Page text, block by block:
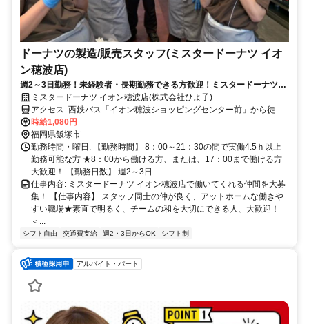
ドーナツの製造/販売スタッフ(ミスタードーナツ イオ
ン穂波店)
週2～3日勤務！未経験者・長期勤務できる方歓迎！ミスタードーナツで
の接客、販売業務
ミスタードーナツ イオン穂波店(株式会社ひよ子)
アクセス: 西鉄バス「イオン穂波ショッピングセンター前」から徒歩3
分
時給1,080円
福岡県飯塚市
勤務時間・曜日: 【勤務時間】 8：00～21：30の間で実働4.5ｈ以上
勤務可能な方 ★8：00から働ける方、または、17：00まで働ける方
大歓迎！ 【勤務日数】 週2～3日
仕事内容: ミスタードーナツ イオン穂波店で働いてくれる仲間を大募
集！ 【仕事内容】 スタッフ同士の仲が良く、アットホームな働きや
すい職場★素直で明るく、チームの和を大切にできる人、大歓迎！
＜...
シフト自由 交通費支給 週2・3日からOK シフト制
アルバイト・パート